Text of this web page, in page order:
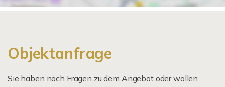
Objektanfrage
Sie haben noch Fragen zu dem Angebot oder wollen